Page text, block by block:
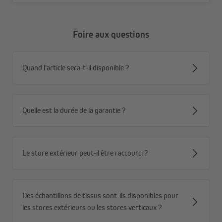
Foire aux questions
Quand l'article sera-t-il disponible ?
Quelle est la durée de la garantie ?
Le store extérieur peut-il être raccourci ?
Des échantillons de tissus sont-ils disponibles pour
les stores extérieurs ou les stores verticaux ?